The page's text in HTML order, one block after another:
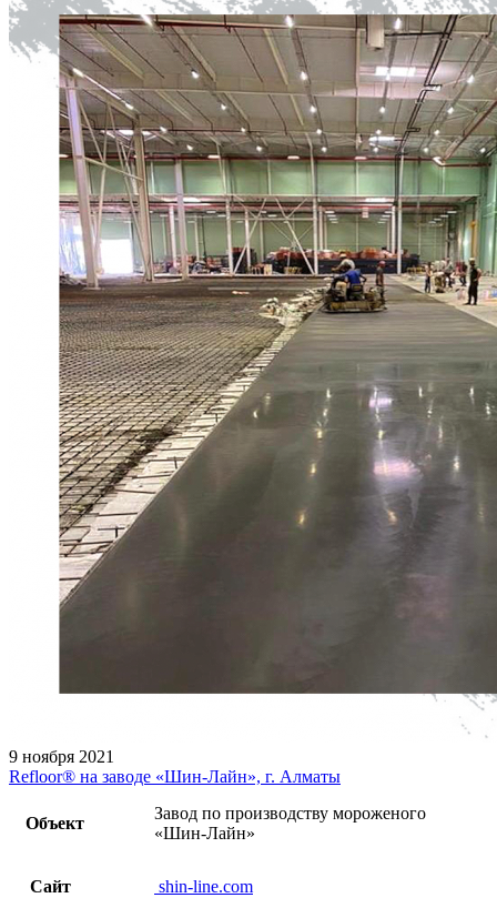
9 ноября 2021
Refloor® на заводе «Шин-Лайн», г. Алматы
Объект
Завод по производству мороженого
«Шин-Лайн»
Сайт shin-line.com